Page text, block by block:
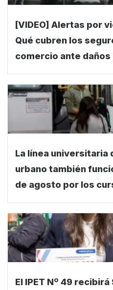
[VIDEO] Alertas por
Qué cubren los
comercio ante
La línea universitaria
urbano también
de agosto por los
El IPET Nº 49